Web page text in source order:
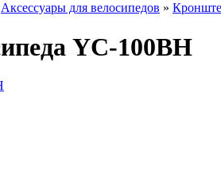
Аксессуары для велосипедов »
YC-100BH